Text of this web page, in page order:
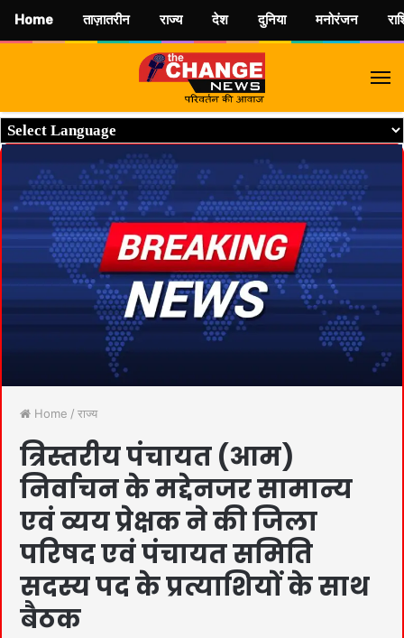
Home / राज्य
त्रिस्तरीय पंचायत (आम)
निर्वाचन के मद्देनजर सामान्य
एवं व्यय प्रेक्षक ने की जिला
परिषद एवं पंचायत समिति
सदस्य पद के प्रत्याशियों के साथ
बैठक
Home ताज़ातरीन राज्य देश दुनिया मनोरंजन